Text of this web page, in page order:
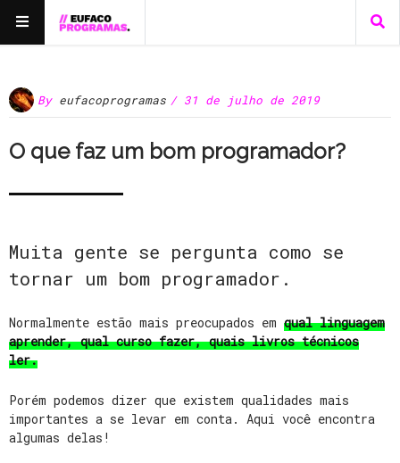
By eufacoprogramas / 31 de julho de 2019
O que faz um bom programador?
Muita gente se pergunta como se
tornar um bom programador.
Normalmente estão mais preocupados em qual linguagem
aprender, qual curso fazer, quais livros técnicos
ler.
Porém podemos dizer que existem qualidades mais
importantes a se levar em conta. Aqui você encontra
algumas delas!